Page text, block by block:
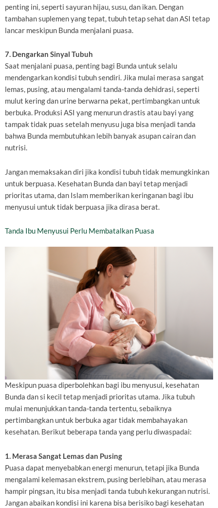
penting ini, seperti sayuran hijau, susu, dan ikan. Dengan
tambahan suplemen yang tepat, tubuh tetap sehat dan ASI tetap
lancar meskipun Bunda menjalani puasa.
7. Dengarkan Sinyal Tubuh
Saat menjalani puasa, penting bagi Bunda untuk selalu
mendengarkan kondisi tubuh sendiri. Jika mulai merasa sangat
lemas, pusing, atau mengalami tanda-tanda dehidrasi, seperti
mulut kering dan urine berwarna pekat, pertimbangkan untuk
berbuka. Produksi ASI yang menurun drastis atau bayi yang
tampak tidak puas setelah menyusu juga bisa menjadi tanda
bahwa Bunda membutuhkan lebih banyak asupan cairan dan
nutrisi.
Jangan memaksakan diri jika kondisi tubuh tidak memungkinkan
untuk berpuasa. Kesehatan Bunda dan bayi tetap menjadi
prioritas utama, dan Islam memberikan keringanan bagi ibu
menyusui untuk tidak berpuasa jika dirasa berat.
Tanda Ibu Menyusui Perlu Membatalkan Puasa
Meskipun puasa diperbolehkan bagi ibu menyusui, kesehatan
Bunda dan si kecil tetap menjadi prioritas utama. Jika tubuh
mulai menunjukkan tanda-tanda tertentu, sebaiknya
pertimbangkan untuk berbuka agar tidak membahayakan
kesehatan. Berikut beberapa tanda yang perlu diwaspadai:
1. Merasa Sangat Lemas dan Pusing
Puasa dapat menyebabkan energi menurun, tetapi jika Bunda
mengalami kelemasan ekstrem, pusing berlebihan, atau merasa
hampir pingsan, itu bisa menjadi tanda tubuh kekurangan nutrisi.
Jangan abaikan kondisi ini karena bisa berisiko bagi kesehatan